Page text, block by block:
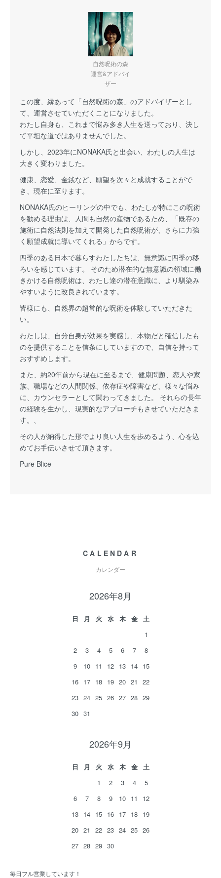
自然呪術の森
運営&アドバイ
ザー
この度、縁あって「自然呪術の森」のアドバイザーとし
て、運営させていただくことになりました。
わたし自身も、これまで悩み多き人生を送っており、決し
て平坦な道ではありませんでした。
しかし、2023年にNONAKA氏と出会い、わたしの人生は
大きく変わりました。
健康、恋愛、金銭など、願望を次々と成就することがで
き、現在に至ります。
NONAKA氏のヒーリングの中でも、わたしが特にこの呪術
を勧める理由は、人間も自然の産物であるため、「既存の
施術に自然法則を加えて開発した自然呪術が、さらに力強
く願望成就に導いてくれる」からです。
四季のある日本で暮らすわたしたちは、無意識に四季の移
ろいを感じています。 そのため潜在的な無意識の領域に働
きかける自然呪術は、わたし達の潜在意識に、より馴染み
やすいように改良されています。
皆様にも、自然界の超常的な呪術を体験していただきた
い。
わたしは、自分自身が効果を実感し、本物だと確信したも
のを提供することを信条にしていますので、自信を持って
おすすめします。
また、約20年前から現在に至るまで、健康問題、恋人や家
族、職場などの人間関係、依存症や障害など、様々な悩み
に、カウンセラーとして関わってきました。 それらの長年
の経験を生かし、現実的なアプローチもさせていただきま
す。、
その人が納得した形でより良い人生を歩めるよう、心を込
めてお手伝いさせて頂きます。
Pure Blice
CALENDAR
カレンダー
2026年8月
日 月 火 水 木 金
土
1
2
3 4 5 6 7
8
9
10 11 12 13 14 15
16 17 18 19 20 21
22
23 24 25 26 27 28 29
30 31
2026年9月
日 月 火 水 木 金
土
1
2 3 4
5
6
7 8 9 10 11
12
13 14 15 16 17 18 19
20 21 22 23 24 25 26
27 28 29 30
毎日フル営業しています！